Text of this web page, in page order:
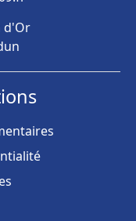
d'Or